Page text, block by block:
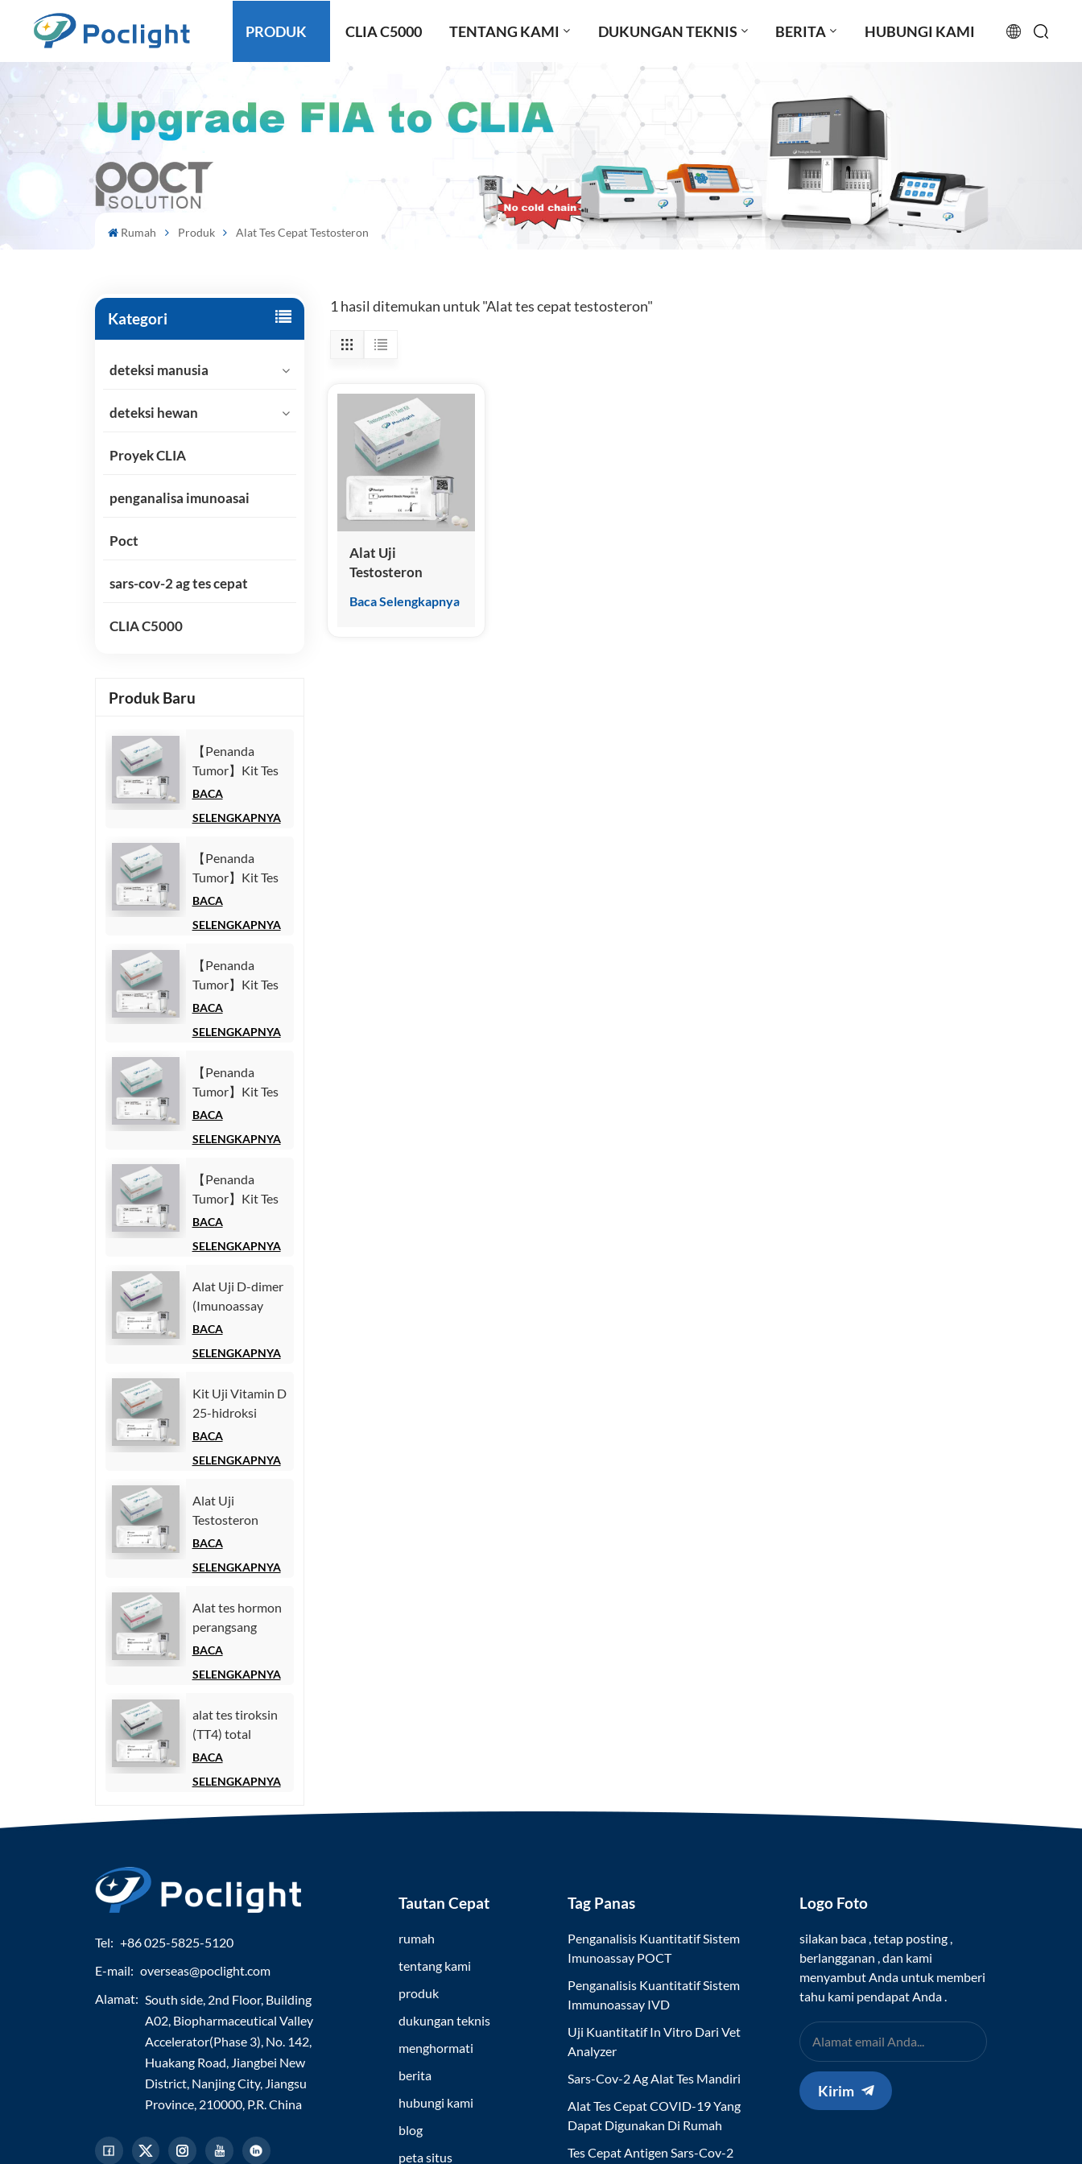
PRODUK CLIA C5000 TENTANG KAMI DUKUNGAN TEKNIS BERITA HUBUNGI KAMI
русский
español
Rumah Produk Alat Tes Cepat Testosteron
Kategori
deteksi manusia
deteksi hewan
Proyek CLIA
penganalisa imunoasai
Poct
sars-cov-2 ag tes cepat
CLIA C5000
Produk Baru
【Penanda
Tumor】Kit Tes
Antigen
(CA125)
Kemiluminesensi
Homogen)
BACA
SELENGKAPNYA
【Penanda
Tumor】Kit Tes
Antigen
9 (CA19-9)
Kemiluminesensi
Homogen)
BACA
SELENGKAPNYA
【Penanda
Tumor】Kit Tes
Fragmen
1 (CYFRA21-1)
Kemiluminesensi
Homogen)
BACA
SELENGKAPNYA
【Penanda
Tumor】Kit Tes
Alfa-Fetoprotein
(Imunoasai
Homogen)
BACA
SELENGKAPNYA
【Penanda
Tumor】Kit Tes
Antigen
(CEA)
Kemiluminesensi
Homogen)
BACA
SELENGKAPNYA
Alat Uji D-dimer
(Imunoassay
Chemiluminescence
BACA
SELENGKAPNYA
Kit Uji Vitamin D
25-hidroksi
(Imunoassay
Homogen))
BACA
SELENGKAPNYA
Alat Uji
Testosteron
(Chemiluminescence
BACA
SELENGKAPNYA
Alat tes hormon
perangsang
folikel (FSH).
BACA
SELENGKAPNYA
alat tes tiroksin
(TT4) total
BACA
SELENGKAPNYA
1 hasil ditemukan untuk "Alat tes cepat testosteron"
Alat Uji
Testosteron
Immunoassay)
Baca Selengkapnya
Tel: +86 025-5825-5120
E-mail: overseas@poclight.com
Alamat: South side, 2nd Floor, Building
A02, Biopharmaceutical Valley
Accelerator(Phase 3), No. 142,
Huakang Road, Jiangbei New
District, Nanjing City, Jiangsu
Province, 210000, P.R. China
Tautan Cepat
rumah
tentang kami
produk
dukungan teknis
menghormati
berita
hubungi kami
blog
peta situs
Tag Panas
Penganalisis Kuantitatif Sistem
Imunoassay POCT
Penganalisis Kuantitatif Sistem
Immunoassay IVD
Uji Kuantitatif In Vitro Dari Vet
Analyzer
Sars-Cov-2 Ag Alat Tes Mandiri
Alat Tes Cepat COVID-19 Yang
Dapat Digunakan Di Rumah
Tes Cepat Antigen Sars-Cov-2
Logo Foto
silakan baca , tetap posting ,
berlangganan , dan kami
menyambut Anda untuk memberi
tahu kami pendapat Anda .
Kirim